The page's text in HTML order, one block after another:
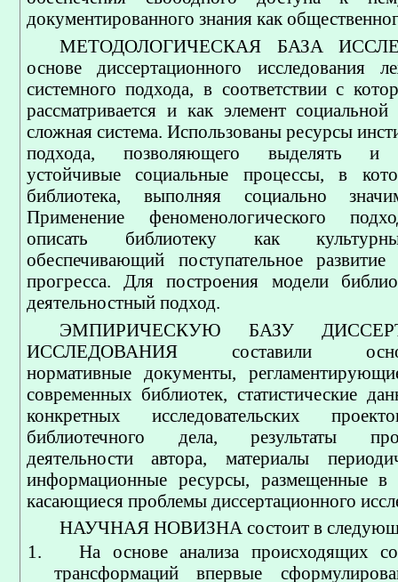
документированного знания как
МЕТОДОЛОГИЧЕСКАЯ БАЗА
основе диссертационного исследования
системного подхода, в соответствии с
рассматривается и как элемент
сложная система. Использованы ресурсы
подхода, позволяющего выделять и
устойчивые социальные процессы, в
библиотека, выполняя социально
Применение феноменологического
описать библиотеку как
обеспечивающий поступательное развитие
прогресса. Для построения модели
деятельностный подход.
ЭМПИРИЧЕСКУЮ БАЗУ
ИССЛЕДОВАНИЯ составили
нормативные документы,
современных библиотек, статистические
конкретных исследовательских
библиотечного дела, результаты
деятельности автора, материалы
информационные ресурсы, размещенные в
касающиеся проблемы диссертационного
НАУЧНАЯ НОВИЗНА состоит в
1.
На основе анализа происходящих
трансформаций впервые